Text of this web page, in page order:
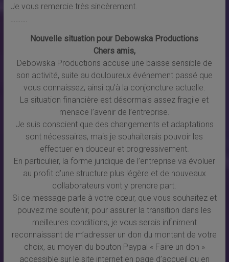
Je vous remercie très sincèrement.
……….
Nouvelle situation pour Debowska Productions
Chers amis,
Debowska Productions accuse une baisse sensible de
son activité, suite au douloureux événement passé que
vous connaissez, ainsi qu’à la conjoncture actuelle.
La situation financière est désormais assez fragile et
menace l’avenir de l’entreprise.
Je suis conscient que des changements et adaptations
sont nécessaires, mais je souhaiterais pouvoir les
effectuer en douceur et progressivement.
En particulier, la forme juridique de l’entreprise va évoluer
au profit d’une structure plus légère et de nouveaux
collaborateurs vont y prendre part.
Si ce message parle à votre cœur, que vous souhaitez et
pouvez me soutenir, pour assurer la transition dans les
meilleures conditions, je vous serais infiniment
reconnaissant de m’adresser un don du montant de votre
choix, au moyen du bouton Paypal « Faire un don »
accessible sur le site internet en page d’accueil ou en